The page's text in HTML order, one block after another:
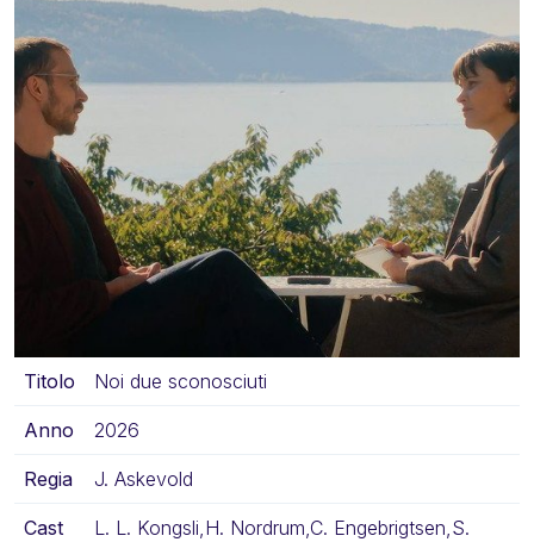
Titolo Noi due sconosciuti
Anno 2026
Regia J. Askevold
Cast
L. L. Kongsli,H. Nordrum,C. Engebrigtsen,S.